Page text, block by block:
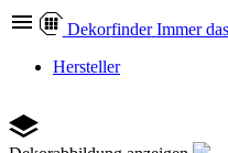
Dekorfinder Immer
Hersteller